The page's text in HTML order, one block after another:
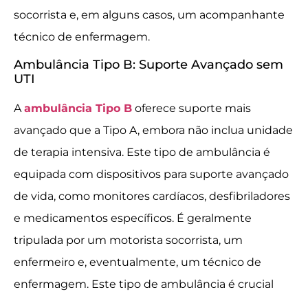
socorrista e, em alguns casos, um acompanhante
técnico de enfermagem.
Ambulância Tipo B: Suporte Avançado sem
UTI
Aambulância Tipo B oferece suporte mais
avançado que a Tipo A, embora não inclua unidade
de terapia intensiva. Este tipo de ambulância é
equipada com dispositivos para suporte avançado
de vida, como monitores cardíacos, desfibriladores
e medicamentos específicos. É geralmente
tripulada por um motorista socorrista, um
enfermeiro e, eventualmente, um técnico de
enfermagem. Este tipo de ambulância é crucial